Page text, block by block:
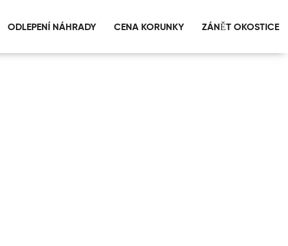
ODLEPENÍ NÁHRADY CENA KORUNKY ZÁNĚT OKOSTICE